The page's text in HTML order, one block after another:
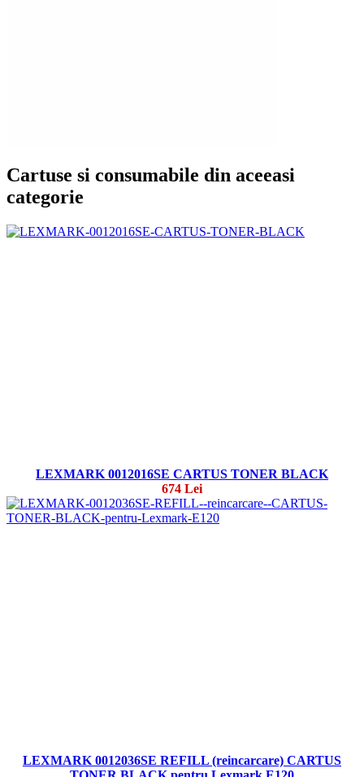
Cartuse si consumabile din aceeasi
categorie
LEXMARK 0012016SE CARTUS TONER BLACK
674 Lei
LEXMARK 0012036SE REFILL (reincarcare) CARTUS